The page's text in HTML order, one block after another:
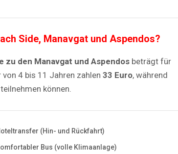
Side, Manavgat und Aspendos?
zu den Manavgat und Aspendos beträgt für
von 4 bis 11 Jahren zahlen 33 Euro, während
teilnehmen können.
(Hin- und Rückfahrt)
Bus (volle Klimaanlage)